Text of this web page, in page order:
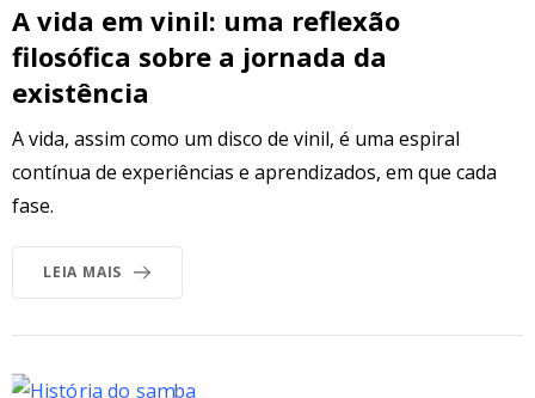
A vida em vinil: uma reflexão
filosófica sobre a jornada da
existência
A vida, assim como um disco de vinil, é uma espiral
contínua de experiências e aprendizados, em que cada
fase.
LEIA MAIS